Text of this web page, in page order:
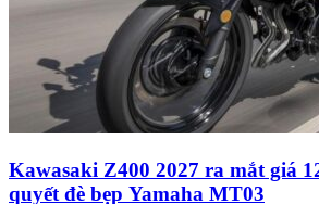
Kawasaki Z400 2027 ra mắt giá
quyết đè bẹp Yamaha MT03